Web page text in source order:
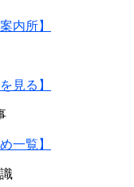
内所】
見る】
一覧】